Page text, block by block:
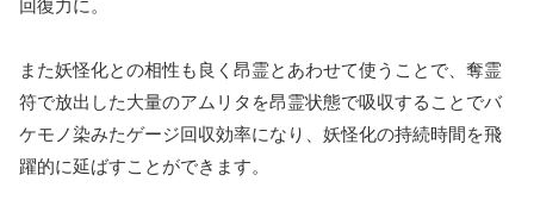
回復力に。
また妖怪化との相性も良く昂霊とあわせて使うことで、奪霊
符で放出した大量のアムリタを昂霊状態で吸収することでバ
ケモノ染みたゲージ回収効率になり、妖怪化の持続時間を飛
躍的に延ばすことができます。